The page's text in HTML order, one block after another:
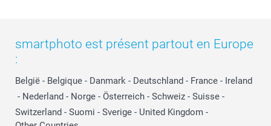
smartphoto est présent partout en Europe
:
België - Belgique - Danmark - Deutschland - France - Ireland
- Nederland - Norge - Österreich - Schweiz - Suisse -
Switzerland - Suomi - Sverige - United Kingdom -